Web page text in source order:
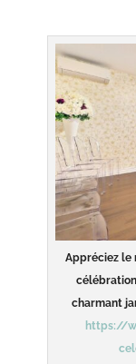
Appréciez le
charmant
https://